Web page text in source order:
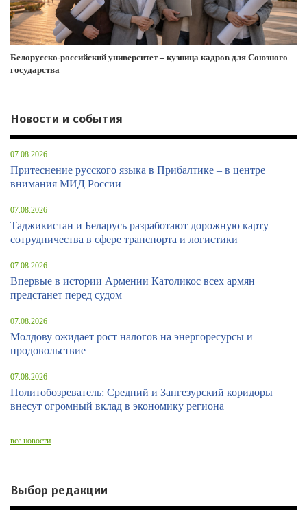
Белорусско-российский университет – кузница кадров для Союзного
государства
Новости и события
07.08.2026
Притеснение русского языка в Прибалтике – в центре
внимания МИД России
07.08.2026
Таджикистан и Беларусь разработают дорожную карту
сотрудничества в сфере транспорта и логистики
07.08.2026
Впервые в истории Армении Католикос всех армян
предстанет перед судом
07.08.2026
Молдову ожидает рост налогов на энергоресурсы и
продовольствие
07.08.2026
Политобозреватель: Средний и Зангезурский коридоры
внесут огромный вклад в экономику региона
все новости
Выбор редакции